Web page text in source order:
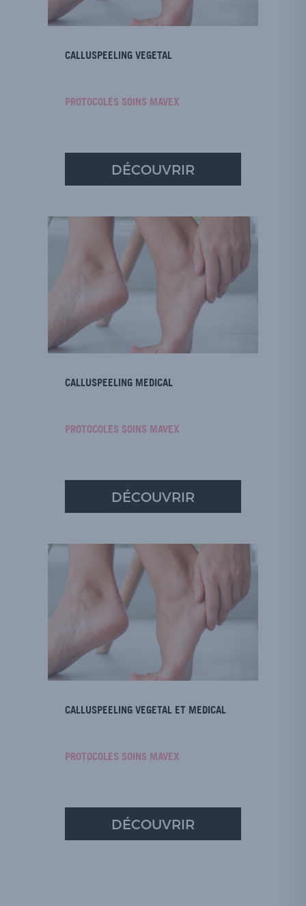
CALLUSPEELING VEGETAL
PROTOCOLES SOINS MAVEX
DÉCOUVRIR
CALLUSPEELING MEDICAL
PROTOCOLES SOINS MAVEX
DÉCOUVRIR
CALLUSPEELING VEGETAL ET MEDICAL
PROTOCOLES SOINS MAVEX
DÉCOUVRIR